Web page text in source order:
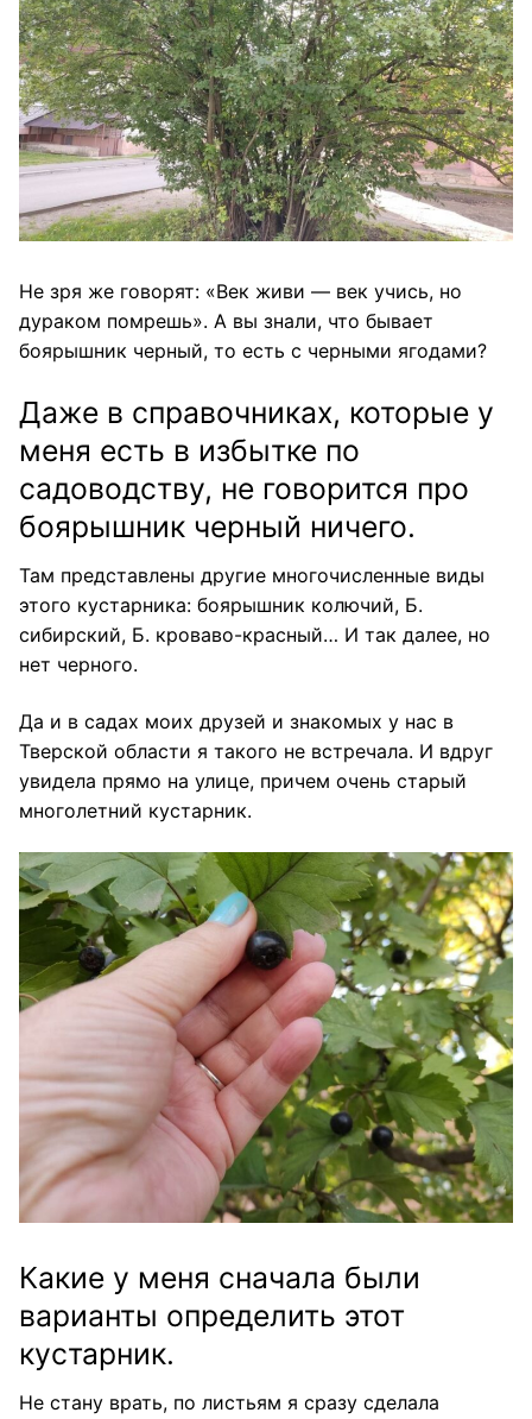
Не зря же говорят: «Век живи — век учись, но
дураком помрешь». А вы знали, что бывает
боярышник черный, то есть с черными ягодами?
Даже в справочниках, которые у
меня есть в избытке по
садоводству, не говорится про
боярышник черный ничего.
Там представлены другие многочисленные виды
этого кустарника: боярышник колючий, Б.
сибирский, Б. кроваво-красный… И так далее, но
нет черного.
Да и в садах моих друзей и знакомых у нас в
Тверской области я такого не встречала. И вдруг
увидела прямо на улице, причем очень старый
многолетний кустарник.
Какие у меня сначала были
варианты определить этот
кустарник.
Не стану врать, по листьям я сразу сделала